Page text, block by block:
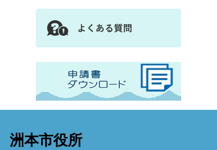
洲本市役所